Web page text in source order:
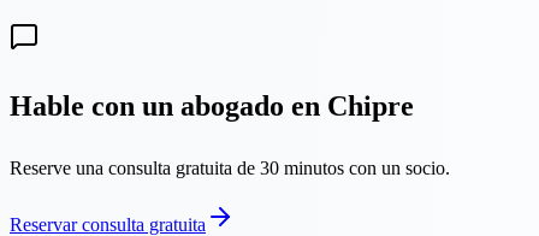
Hable con un abogado en Chipre
Reserve una consulta gratuita de 30 minutos con un socio.
Reservar consulta gratuita